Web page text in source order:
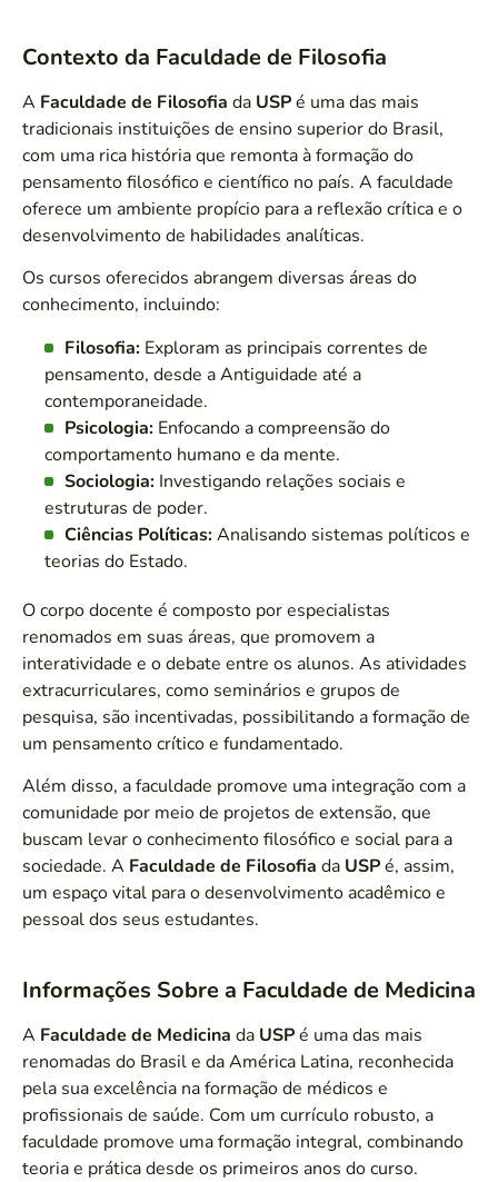
Contexto da Faculdade de Filosofia
A Faculdade de Filosofia da USPé uma das mais
tradicionais instituições de ensino superior do Brasil,
com uma rica história que remonta à formação do
pensamento filosófico e científico no país. A faculdade
oferece um ambiente propício para a reflexão crítica e o
desenvolvimento de habilidades analíticas.
Os cursos oferecidos abrangem diversas áreas do
conhecimento, incluindo:
Filosofia: Exploram as principais correntes de
pensamento, desde a Antiguidade até a
contemporaneidade.
Psicologia: Enfocando a compreensão do
comportamento humano e da mente.
Sociologia: Investigando relações sociais e
estruturas de poder.
Ciências Políticas:Analisando sistemas políticos e
teorias do Estado.
O corpo docente é composto por especialistas
renomados em suas áreas, que promovem a
interatividade e o debate entre os alunos. As atividades
extracurriculares, como seminários e grupos de
pesquisa, são incentivadas, possibilitando a formação de
um pensamento crítico e fundamentado.
Além disso, a faculdade promove uma integração com a
comunidade por meio de projetos de extensão, que
buscam levar o conhecimento filosófico e social para a
sociedade. A Faculdade de Filosofia da USPé, assim,
um espaço vital para o desenvolvimento acadêmico e
pessoal dos seus estudantes.
Informações Sobre a Faculdade de Medicina
A Faculdade de Medicina da USPé uma das mais
renomadas do Brasil e da América Latina, reconhecida
pela sua excelência na formação de médicos e
profissionais de saúde. Com um currículo robusto, a
faculdade promove uma formação integral, combinando
teoria e prática desde os primeiros anos do curso.